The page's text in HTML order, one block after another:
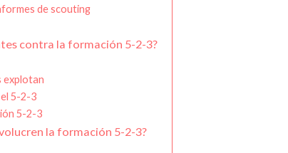
de scouting
contra la formación 5-2-3?
explotan
5-2-3
5-2-3
la formación 5-2-3?